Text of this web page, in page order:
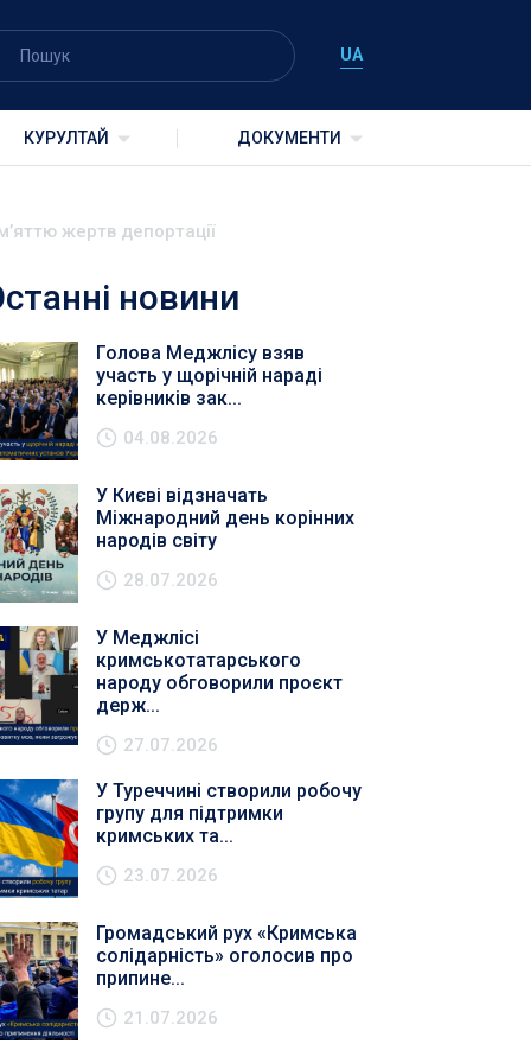
UA
КУРУЛТАЙ ДОКУМЕНТИ
жертв депортації
новини
Голова Меджлісу взяв
участь у щорічній нараді
керівників зак...
04.08.2026
У Києві відзначать
Міжнародний день корінних
народів світу
28.07.2026
У Меджлісі
кримськотатарського
народу обговорили проєкт
держ...
27.07.2026
У Туреччині створили робочу
групу для підтримки
кримських та...
23.07.2026
Громадський рух «Кримська
солідарність» оголосив про
припине...
21.07.2026